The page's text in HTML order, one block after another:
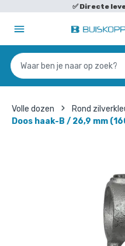
✅Directe
Volle dozen Rond
Doos haak-B / 26,9 mm